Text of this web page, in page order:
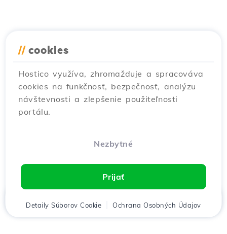
// cookies
Hostico využíva, zhromažďuje a spracováva
cookies na funkčnosť, bezpečnosť, analýzu
návštevnosti a zlepšenie použiteľnosti
portálu.
Nezbytné
Prijať
Detaily Súborov Cookie Ochrana Osobných Údajov
Domov Klient Košík Chat Menu